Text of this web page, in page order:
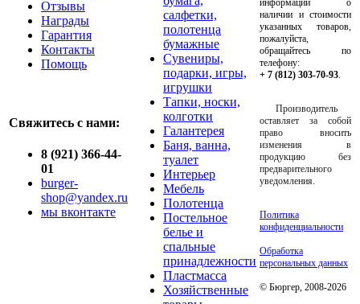
Отзывы
Награды
Гарантия
Контакты
Помощь
Свяжитесь с нами:
8 (921) 366-44-
01
burger-
shop@yandex.ru
мы вконтакте
салфетки,
полотенца
бумажные
Сувениры,
подарки, игры,
игрушки
Тапки, носки,
колготки
Галантерея
Баня, ванна,
туалет
Интерьер
Мебель
Полотенца
Постельное
белье и
спальные
принадлежности
Пластмасса
Хозяйственные
наличии и стоимости
указанных товаров,
пожалуйста,
обращайтесь по
телефону:
+ 7 (812) 303-70-93
Производитель
оставляет за собой
право вносить
изменения в
продукцию без
предварительного
уведомления.
Политика
конфиденциальности
Обработка
персональных данных
© Бюргер, 2008-2026